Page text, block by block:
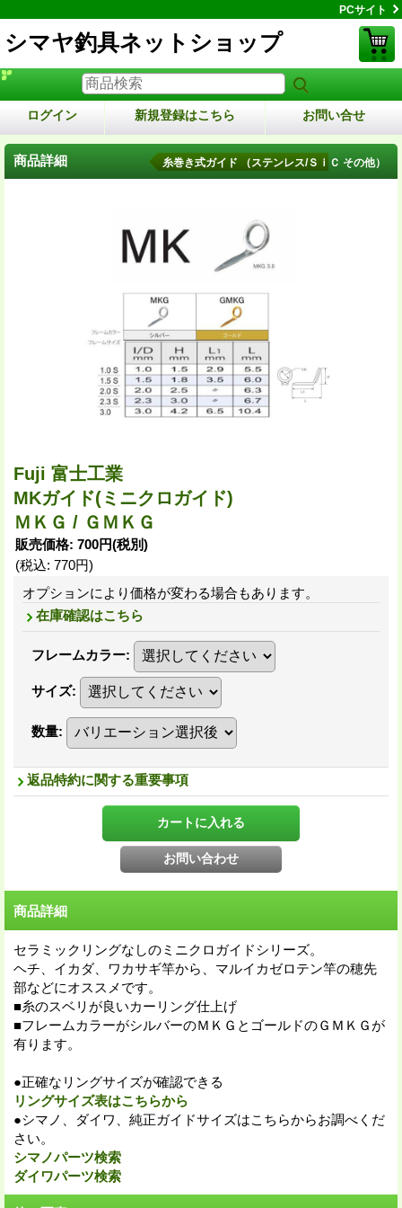
PCサイト
シマヤ釣具ネットショップ
ログイン 新規登録はこちら お問い合せ
商品詳細 糸巻き式ガイド （ステンレス/ＳｉＣ その他）
Fuji 富士工業
MKガイド(ミニクロガイド)
ＭＫＧ / ＧＭＫＧ
販売価格: 700円(税別)
(税込: 770円)
オプションにより価格が変わる場合もあります。
在庫確認はこちら
フレームカラー:
サイズ:
数量:
返品特約に関する重要事項
商品詳細
セラミックリングなしのミニクロガイドシリーズ。
ヘチ、イカダ、ワカサギ竿から、マルイカゼロテン竿の穂先
部などにオススメです。
■糸のスベリが良いカーリング仕上げ
■フレームカラーがシルバーのＭＫＧとゴールドのＧＭＫＧが
有ります。
●正確なリングサイズが確認できる
リングサイズ表はこちらから
●シマノ、ダイワ、純正ガイドサイズはこちらからお調べくだ
さい。
シマノパーツ検索
ダイワパーツ検索